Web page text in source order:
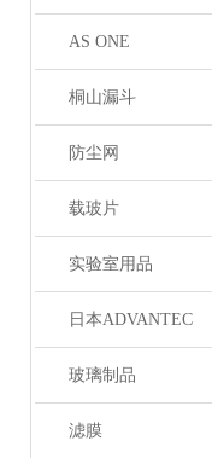
AS ONE
桐山漏斗
防尘网
载玻片
实验室用品
日本ADVANTEC
玻璃制品
滤膜